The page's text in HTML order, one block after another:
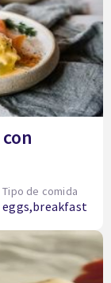
Tipo de comida
eggs,breakfast